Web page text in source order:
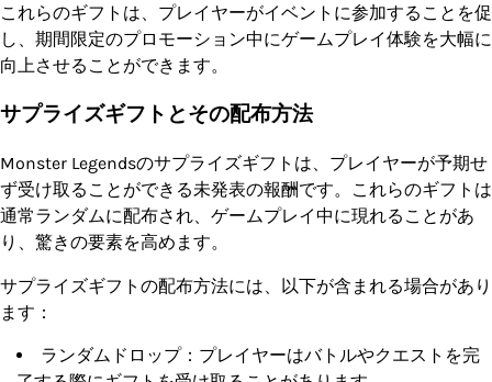
これらのギフトは、プレイヤーがイベントに参加することを促
し、期間限定のプロモーション中にゲームプレイ体験を大幅に
向上させることができます。
サプライズギフトとその配布方法
Monster Legendsのサプライズギフトは、プレイヤーが予期せ
ず受け取ることができる未発表の報酬です。これらのギフトは
通常ランダムに配布され、ゲームプレイ中に現れることがあ
り、驚きの要素を高めます。
サプライズギフトの配布方法には、以下が含まれる場合があり
ます：
ランダムドロップ：プレイヤーはバトルやクエストを完